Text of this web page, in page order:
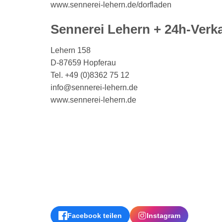
www.sennerei-lehern.de/dorfladen
Sennerei Lehern + 24h-
Lehern 158
D-87659 Hopferau
Tel. +49 (0)8362 75 12
info@sennerei-lehern.de
www.sennerei-lehern.de
Facebook teilen Instagram